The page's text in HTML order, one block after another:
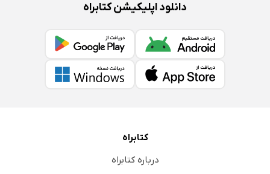
دانلود اپلیکیشن کتابراه
کتابراه
درباره کتابراه